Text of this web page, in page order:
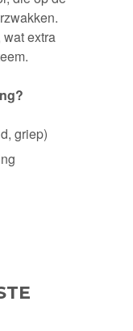
extra
griep)